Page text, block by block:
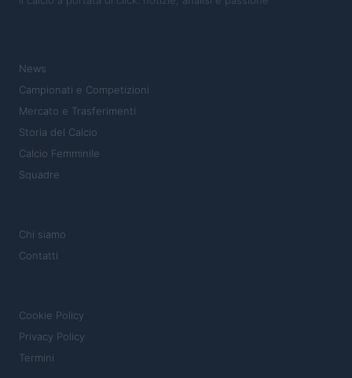
News
Campionati e Competizioni
Mercato e Trasferimenti
Storia del Calcio
Calcio Femminile
Squadre
Chi siamo
Contatti
Cookie Policy
Privacy Policy
Termini